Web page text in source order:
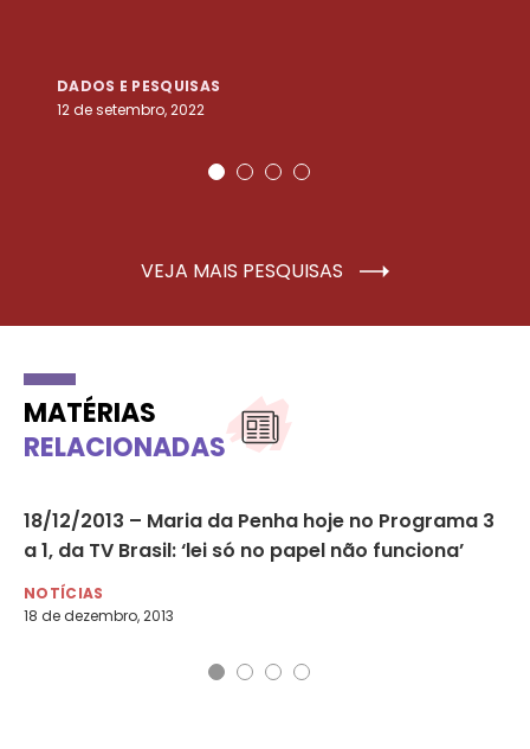
DADOS E PESQUISAS
12 de setembro, 2022
VEJA MAIS PESQUISAS
MATÉRIAS
RELACIONADAS
18/12/2013 – Maria da Penha hoje no Programa 3
a 1, da TV Brasil: ‘lei só no papel não funciona’
NOTÍCIAS
18 de dezembro, 2013